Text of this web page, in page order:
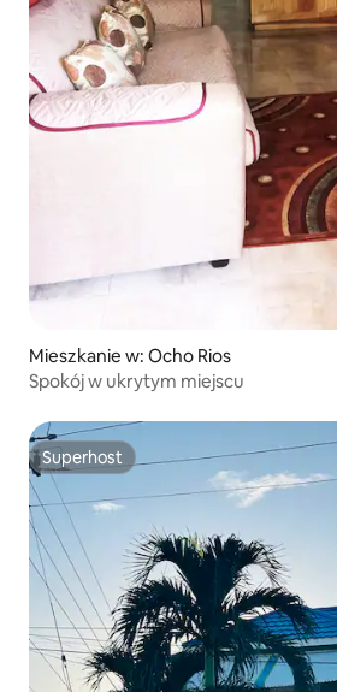
Mieszkanie w: Ocho Rios
Spokój w ukrytym miejscu
Superhost
Superhost